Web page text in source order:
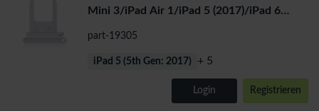
Mini 3/iPad Air 1/iPad 5 (2017)/iPad 6
part-19305
iPad 5 (5th Gen: 2017) + 5
Login Registrieren